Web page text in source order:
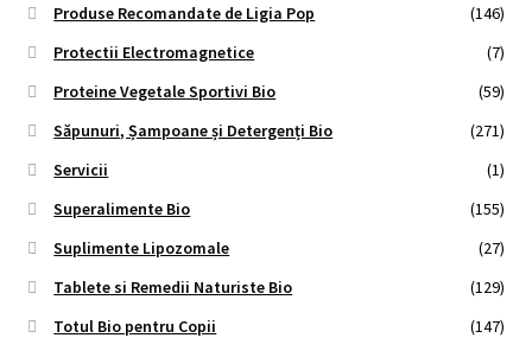
Produse Recomandate de Ligia Pop
(146)
Protectii Electromagnetice
(7)
Proteine Vegetale Sportivi Bio
(59)
Săpunuri, Șampoane și Detergenți Bio
(271)
Servicii
(1)
Superalimente Bio
(155)
Suplimente Lipozomale
(27)
Tablete si Remedii Naturiste Bio
(129)
Totul Bio pentru Copii
(147)